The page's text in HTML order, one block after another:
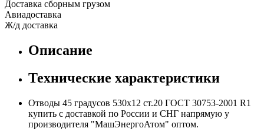
Доставка сборным грузом
Авиадоставка
Ж/д доставка
Описание
Технические характеристики
Отводы 45 градусов 530х12 ст.20 ГОСТ 30753-2001 R1
купить с доставкой по России и СНГ напрямую у
производителя "МашЭнергоАтом" оптом.